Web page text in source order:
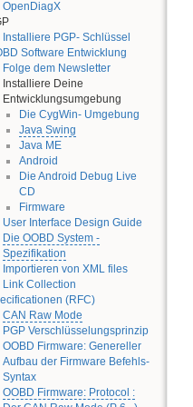
OpenDiagX
Installiere PGP- Schlüssel
Software Entwicklung
Folge dem Newsletter
Installiere Deine
Entwicklungsumgebung
Die CygWin- Umgebung
Java Swing
Java ME
Android
Die Android Debug Live
CD
Firmware
User Interface Design Guide
Die OOBD System -
Spezifikation
Importieren von XML files
Link Collection
(RFC)
CAN Raw Mode
PGP Verschlüsselungsprinzip
OOBD Firmware: Genereller
Aufbau der Firmware Befehls-
Syntax
OOBD Firmware: Protocol :